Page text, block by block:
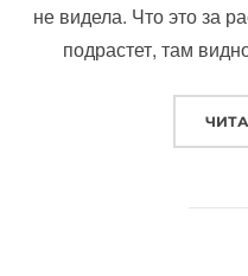
не видела. Что это за
подрастет, там